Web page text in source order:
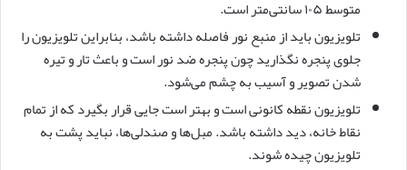
متوسط ۱۰۵ سانتی‌متر است.
تلویزیون باید از منبع نور فاصله داشته باشد، بنابراین تلویزیون را
جلوی پنجره نگذارید چون پنجره ضد نور است و باعث تار و تیره
شدن تصویر و آسیب به چشم می‌شود.
تلویزیون نقطه کانونی است و بهتر است جایی قرار بگیرد که از تمام
نقاط خانه، دید داشته باشد. مبل‌ها و صندلی‌ها، نباید پشت به
تلویزیون چیده شوند.